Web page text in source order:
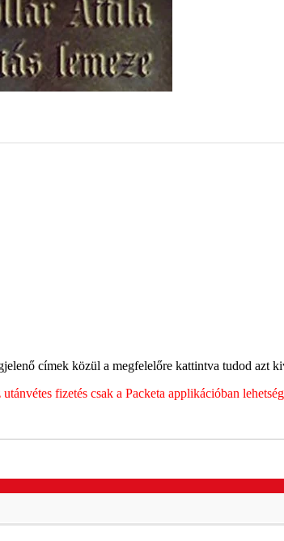
címek közül a megfelelőre kattintva tudod azt
fizetés csak a Packeta applikációban